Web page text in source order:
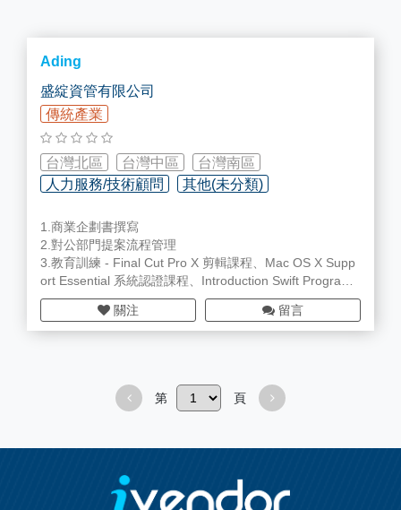
Ading
盛綻資管有限公司
傳統產業
台灣北區 台灣中區
台灣南區
人力服務/技術顧問
其他(未分類)
1.商業企劃書撰寫
2.對公部門提案流程管理
3.教育訓練 - Final Cut Pro X 剪輯課程、Mac OS X Supp
ort Essential 系統認證課程、Introduction Swift Program
ming Language 原廠程式設計課程、iOS SDK 原廠 App
設計課程，以及其它蘋果的專業軟體等。
關注 留言
第 頁